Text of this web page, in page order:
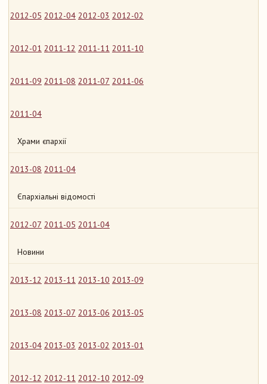
2012-05 2012-04 2012-03 2012-02
2012-01 2011-12 2011-11 2011-10
2011-09 2011-08 2011-07 2011-06
2011-04
Храми єпархії
2013-08 2011-04
Єпархіальні відомості
2012-07 2011-05 2011-04
Новини
2013-12 2013-11 2013-10 2013-09
2013-08 2013-07 2013-06 2013-05
2013-04 2013-03 2013-02 2013-01
2012-12 2012-11 2012-10 2012-09